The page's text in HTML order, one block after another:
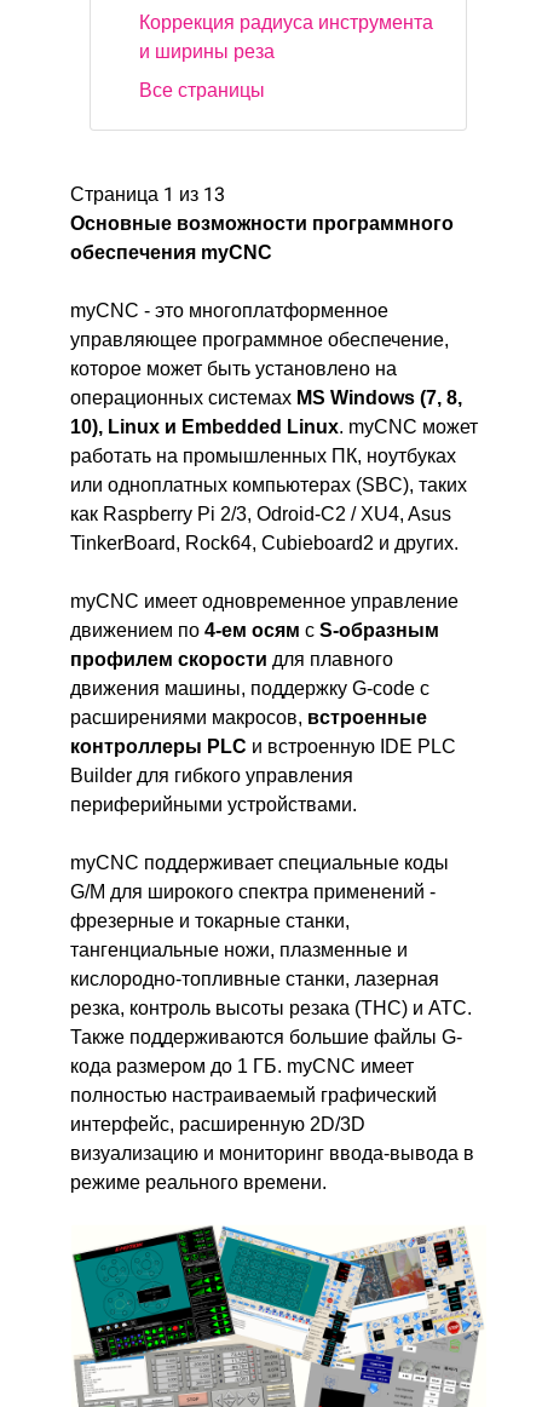
Коррекция радиуса инструмента
и ширины реза
Все страницы
Страница 1 из 13
Основные возможности программного
обеспечения myCNC
myCNC - это многоплатформенное
управляющее программное обеспечение,
которое может быть установлено на
операционных системах MS Windows (7, 8,
10), Linux и Embedded Linux. myCNC может
работать на промышленных ПК, ноутбуках
или одноплатных компьютерах (SBC), таких
как Raspberry Pi 2/3, Odroid-C2 / XU4, Asus
TinkerBoard, Rock64, Cubieboard2 и других.
myCNC имеет одновременное управление
движением по 4-ем осям с S-образным
профилем скорости для плавного
движения машины, поддержку G-code с
расширениями макросов, встроенные
контроллеры PLC и встроенную IDE PLC
Builder для гибкого управления
периферийными устройствами.
myCNC поддерживает специальные коды
G/M для широкого спектра применений -
фрезерные и токарные станки,
тангенциальные ножи, плазменные и
кислородно-топливные станки, лазерная
резка, контроль высоты резака (THC) и ATC.
Также поддерживаются большие файлы G-
кода размером до 1 ГБ. myCNC имеет
полностью настраиваемый графический
интерфейс, расширенную 2D/3D
визуализацию и мониторинг ввода-вывода в
режиме реального времени.